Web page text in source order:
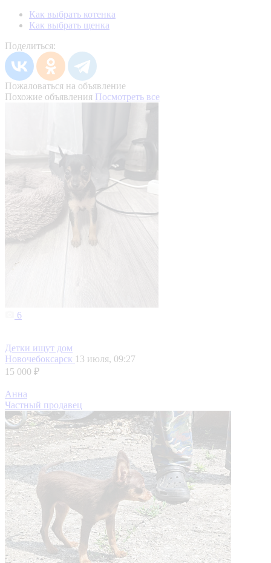
Как выбрать котенка
Как выбрать щенка
Поделиться:
Пожаловаться на объявление
Похожие объявления Посмотреть все
6
Детки ищут дом
Новочебоксарск 13 июля, 09:27
15 000 ₽
Анна
Частный продавец